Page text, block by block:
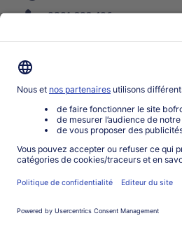
0801 902 406